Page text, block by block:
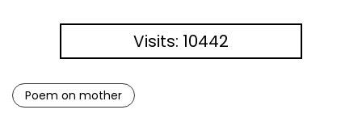
Visits: 10442
Poem on mother